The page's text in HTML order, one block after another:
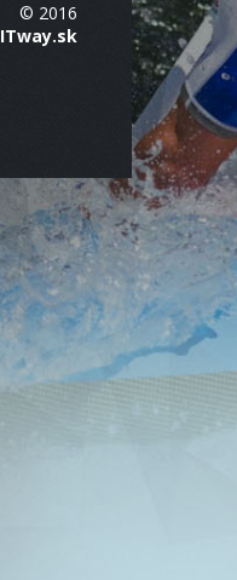
© 2016
ITway.sk